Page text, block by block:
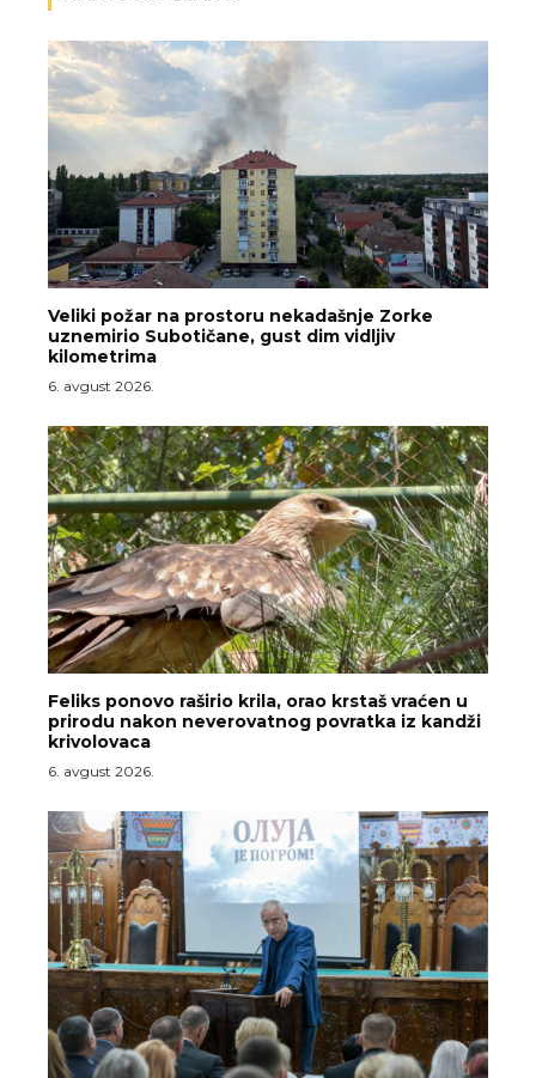
Veliki požar na prostoru nekadašnje Zorke
uznemirio Subotičane, gust dim vidljiv
kilometrima
6. avgust 2026.
Feliks ponovo raširio krila, orao krstaš vraćen u
prirodu nakon neverovatnog povratka iz kandži
krivolovaca
6. avgust 2026.